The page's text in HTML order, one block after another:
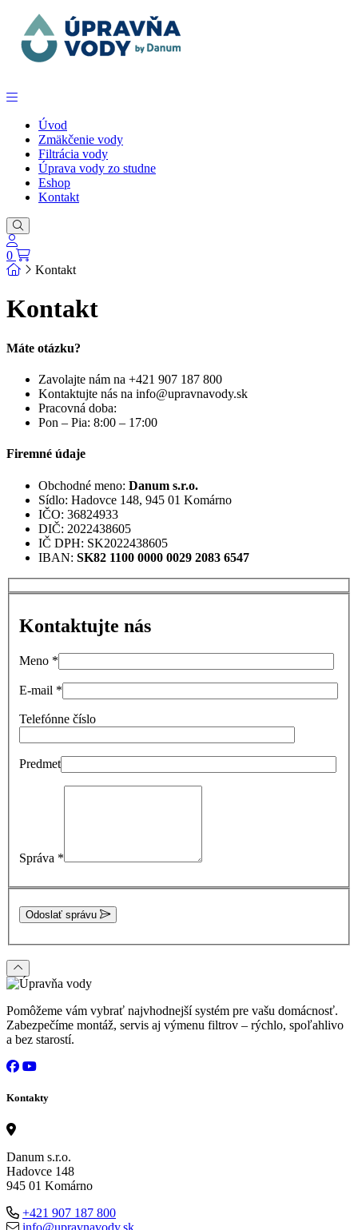
Úvod
Zmäkčenie vody
Filtrácia vody
Úprava vody zo studne
Eshop
Kontakt
0
Kontakt
Kontakt
Máte otázku?
Zavolajte nám na +421 907 187 800
Kontaktujte nás na info@upravnavody.sk
Pracovná doba:
Pon – Pia: 8:00 – 17:00
Firemné údaje
Obchodné meno: Danum s.r.o.
Sídlo: Hadovce 148, 945 01 Komárno
IČO: 36824933
DIČ: 2022438605
IČ DPH: SK2022438605
IBAN: SK82 1100 0000 0029 2083 6547
Kontaktujte nás
Meno *
E-mail *
Telefónne číslo
Predmet
Správa *
Odoslať správu
Pomôžeme vám vybrať najvhodnejší systém pre vašu domácnosť.
Zabezpečíme montáž, servis aj výmenu filtrov – rýchlo, spoľahlivo
a bez starostí.
Kontakty
Danum s.r.o.
Hadovce 148
945 01 Komárno
+421 907 187 800
info@upravnavody.sk